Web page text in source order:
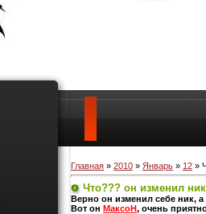
Главная » 2010 » Январь » 12 »
Что??? он изменил
Верно он изменил себе ник,
Вот он МаксоН, очень